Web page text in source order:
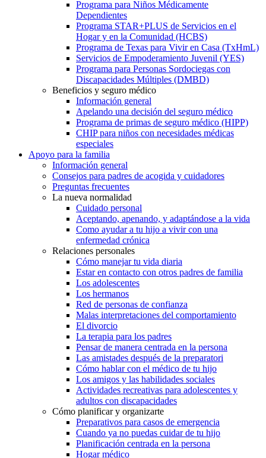
Programa para Niños Médicamente
Dependientes
Programa STAR+PLUS de Servicios en el
Hogar y en la Comunidad (HCBS)
Programa de Texas para Vivir en Casa (TxHmL)
Servicios de Empoderamiento Juvenil (YES)
Programa para Personas Sordociegas con
Discapacidades Múltiples (DMBD)
Beneficios y seguro médico
Información general
Apelando una decisión del seguro médico
Programa de primas de seguro médico (HIPP)
CHIP para niños con necesidades médicas
especiales
Apoyo para la familia
Información general
Consejos para padres de acogida y cuidadores
Preguntas frecuentes
La nueva normalidad
Cuidado personal
Aceptando, apenando, y adaptándose a la vida
Como ayudar a tu hijo a vivir con una
enfermedad crónica
Relaciones personales
Cómo manejar tu vida diaria
Estar en contacto con otros padres de familia
Los adolescentes
Los hermanos
Red de personas de confianza
Malas interpretaciones del comportamiento
El divorcio
La terapia para los padres
Pensar de manera centrada en la persona
Las amistades después de la preparatori
Cómo hablar con el médico de tu hijo
Los amigos y las habilidades sociales
Actividades recreativas para adolescentes y
adultos con discapacidades
Cómo planificar y organizarte
Preparativos para casos de emergencia
Cuando ya no puedas cuidar de tu hijo
Planificación centrada en la persona
Hogar médico